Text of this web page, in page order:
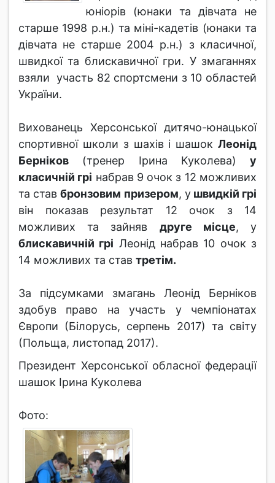
юніорів (юнаки та дівчата не
старше 1998 р.н.) та міні-кадетів (юнаки та
дівчата не старше 2004 р.н.) з класичної,
швидкої та блискавичної гри. У змаганнях
взяли участь 82 спортсмени з 10 областей
України.
Вихованець Херсонської дитячо-юнацької
спортивної школи з шахів і шашок Леонід
Берніков (тренер Ірина Куколева) у
класичній грі набрав 9 очок з 12 можливих
та ставбронзовим призером, ушвидкій грі
він показав результат 12 очок з 14
можливих та зайняв друге місце, у
блискавичній грі Леонід набрав 10 очок з
14 можливих та став третім.
За підсумками змагань Леонід Берніков
здобув право на участь у чемпіонатах
Європи (Білорусь, серпень 2017) та світу
(Польща, листопад 2017).
Президент Херсонської обласної федерації
шашок Ірина Куколева
Фото: